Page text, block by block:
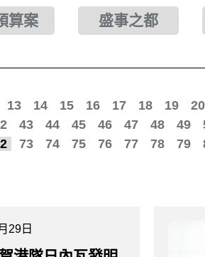
算案 盛事之都
13 14 15 16 17 18 19 20
43 44 45 46 47 48 49
73 74 75 76 77 78 79
29日